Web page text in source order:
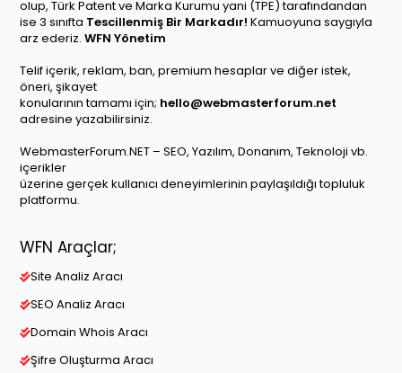
olup, Türk Patent ve Marka Kurumu yani (TPE) tarafındandan
ise 3 sınıfta Tescillenmiş Bir Markadır! Kamuoyuna saygıyla
arz ederiz. WFN Yönetim
Telif içerik, reklam, ban, premium hesaplar ve diğer istek,
öneri, şikayet
konularının tamamı için; hello@webmasterforum.net
adresine yazabilirsiniz.
WebmasterForum.NET – SEO, Yazılım, Donanım, Teknoloji vb.
içerikler
üzerine gerçek kullanıcı deneyimlerinin paylaşıldığı topluluk
platformu.
WFN Araçlar;
Site Analiz Aracı
SEO Analiz Aracı
Domain Whois Aracı
Şifre Oluşturma Aracı